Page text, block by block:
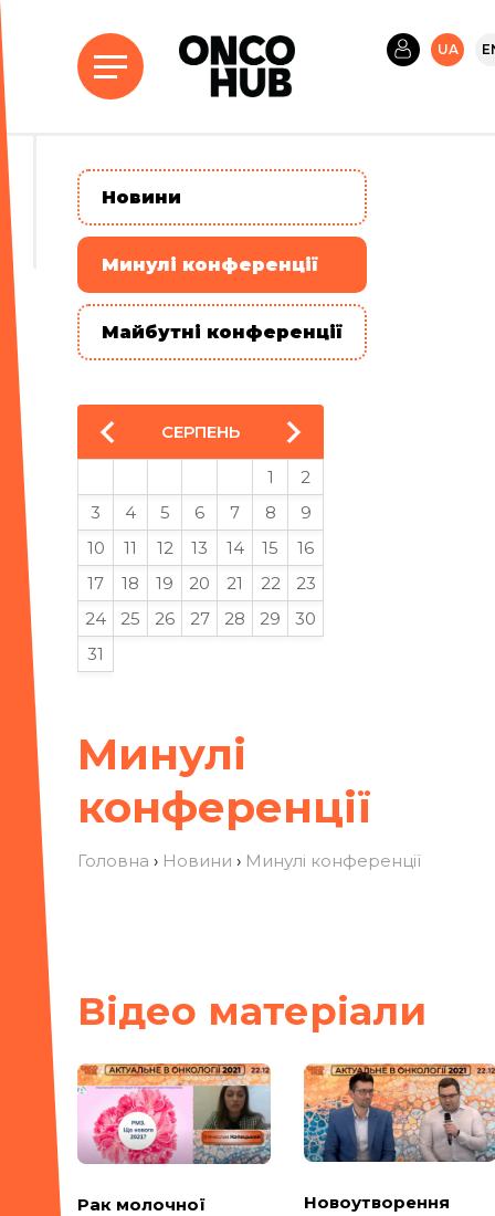
UA
Минулі
конференції
Головна › Новини › Минулі конференції
Вiдео матерiали
Рак молочної
Новоутворення
Новини
Минулі конференції
Майбутні конференції
СЕРПЕНЬ
1
2
3
4 5 6 7 8
9
10
11 12 13 14 15
16
17
18 19 20 21 22
23
24
25 26 27 28 29
30
31